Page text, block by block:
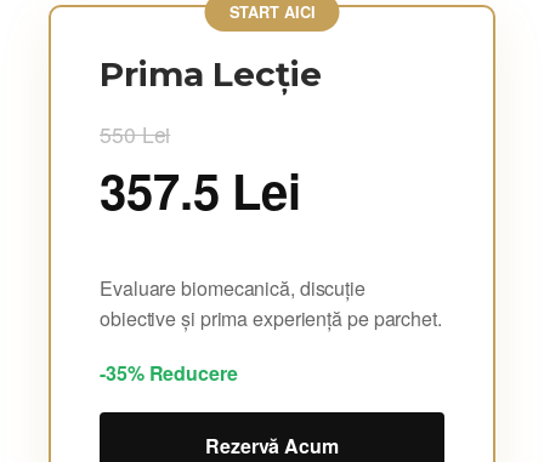
START AICI
Prima Lecție
550 Lei
357.5 Lei
Evaluare biomecanică, discuție
obiective și prima experiență pe parchet.
-35% Reducere
Rezervă Acum